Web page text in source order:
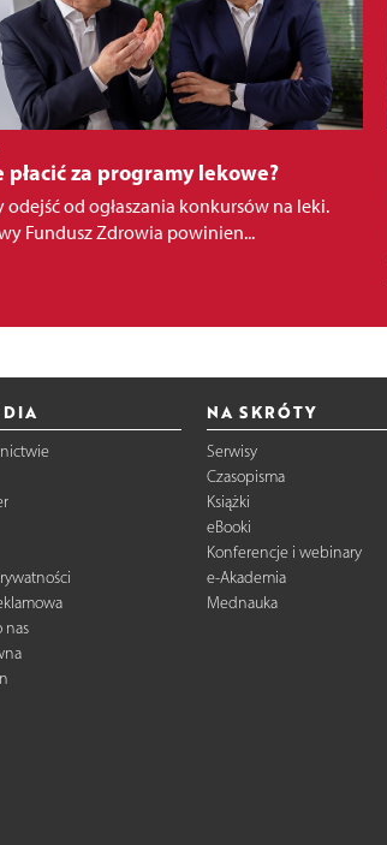
płacić za programy lekowe?
odejść od ogłaszania konkursów na leki.
Fundusz Zdrowia powinien...
nas
NA SKRÓTY
Serwisy
Czasopisma
Książki
eBooki
Konferencje i webinary
e-Akademia
Mednauka